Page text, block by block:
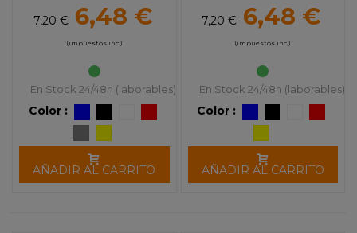
7,20 € 6,48 €
(impuestos inc.)
En Stock 24/48h (laborables)
Color :
AÑADIR AL CARRITO
7,20 € 6,48 €
(impuestos inc.)
En Stock 24/48h (laborables)
Color :
AÑADIR AL CARRITO